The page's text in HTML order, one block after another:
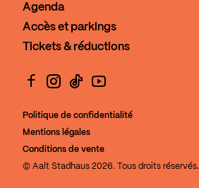
Agenda
Accès et parkings
Tickets & réductions
Politique de confidentialité
Mentions légales
Conditions de vente
© Aalt Stadhaus 2026. Tous droits réservés.